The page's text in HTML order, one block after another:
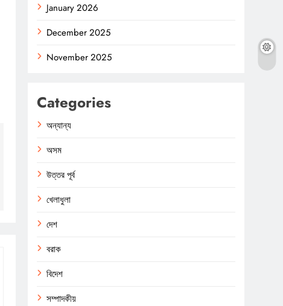
January 2026
December 2025
November 2025
Categories
অন্যান্য
অসম
উত্তর পূর্ব
খেলাধুলা
দেশ
বরাক
বিদেশ
সম্পাদকীয়